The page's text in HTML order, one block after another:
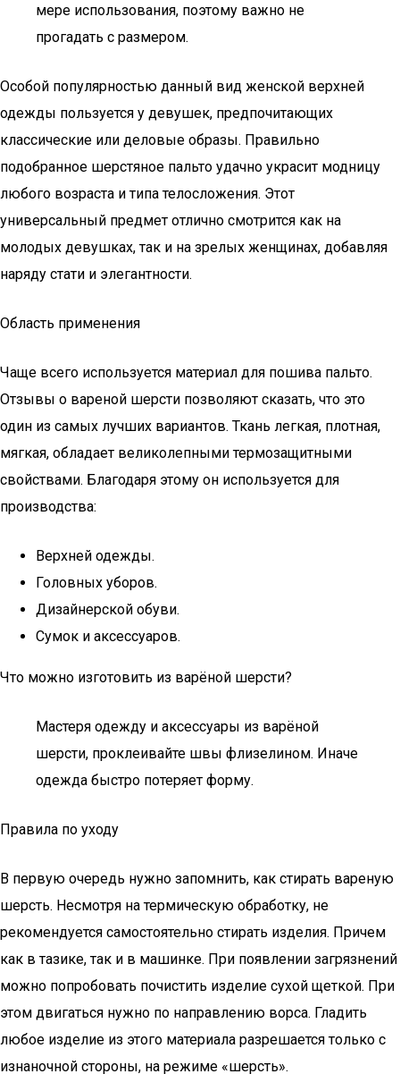
мере использования, поэтому важно не
прогадать с размером.
Особой популярностью данный вид женской верхней
одежды пользуется у девушек, предпочитающих
классические или деловые образы. Правильно
подобранное шерстяное пальто удачно украсит модницу
любого возраста и типа телосложения. Этот
универсальный предмет отлично смотрится как на
молодых девушках, так и на зрелых женщинах, добавляя
наряду стати и элегантности.
Область применения
Чаще всего используется материал для пошива пальто.
Отзывы о вареной шерсти позволяют сказать, что это
один из самых лучших вариантов. Ткань легкая, плотная,
мягкая, обладает великолепными термозащитными
свойствами. Благодаря этому он используется для
производства:
Верхней одежды.
Головных уборов.
Дизайнерской обуви.
Сумок и аксессуаров.
Что можно изготовить из варёной шерсти?
Мастеря одежду и аксессуары из варёной
шерсти, проклеивайте швы флизелином. Иначе
одежда быстро потеряет форму.
Правила по уходу
В первую очередь нужно запомнить, как стирать вареную
шерсть. Несмотря на термическую обработку, не
рекомендуется самостоятельно стирать изделия. Причем
как в тазике, так и в машинке. При появлении загрязнений
можно попробовать почистить изделие сухой щеткой. При
этом двигаться нужно по направлению ворса. Гладить
любое изделие из этого материала разрешается только с
изнаночной стороны, на режиме «шерсть».